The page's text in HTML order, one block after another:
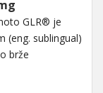
GLR® je
(eng. sublingual)
brže